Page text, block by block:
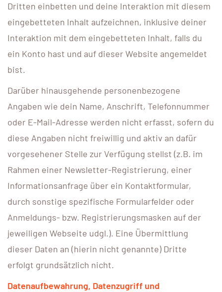
Dritten einbetten und deine Interaktion mit diesem
eingebetteten Inhalt aufzeichnen, inklusive deiner
Interaktion mit dem eingebetteten Inhalt, falls du
ein Konto hast und auf dieser Website angemeldet
bist.
Darüber hinausgehende personenbezogene
Angaben wie dein Name, Anschrift, Telefonnummer
oder E-Mail-Adresse werden nicht erfasst, sofern du
diese Angaben nicht freiwillig und aktiv an dafür
vorgesehener Stelle zur Verfügung stellst (z.B. im
Rahmen einer Newsletter-Registrierung, einer
Informationsanfrage über ein Kontaktformular,
durch sonstige spezifische Formularfelder oder
Anmeldungs- bzw. Registrierungsmasken auf der
jeweiligen Webseite udgl.). Eine Übermittlung
dieser Daten an (hierin nicht genannte) Dritte
erfolgt grundsätzlich nicht.
Datenaufbewahrung, Datenzugriff und